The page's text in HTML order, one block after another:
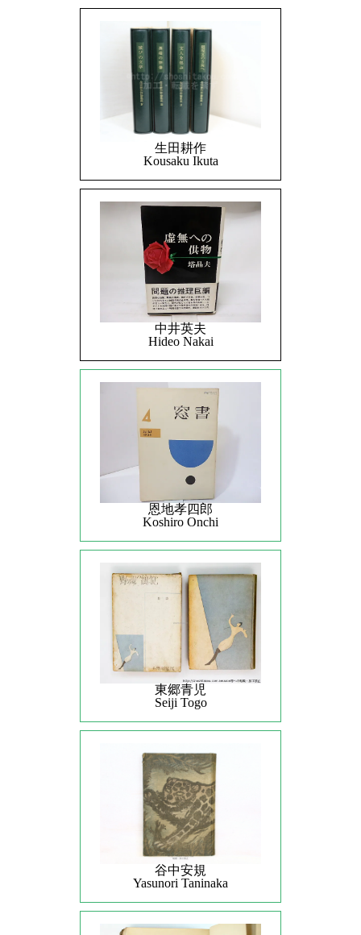
生田耕作
Kousaku Ikuta
中井英夫
Hideo Nakai
恩地孝四郎
Koshiro Onchi
東郷青児
Seiji Togo
谷中安規
Yasunori Taninaka